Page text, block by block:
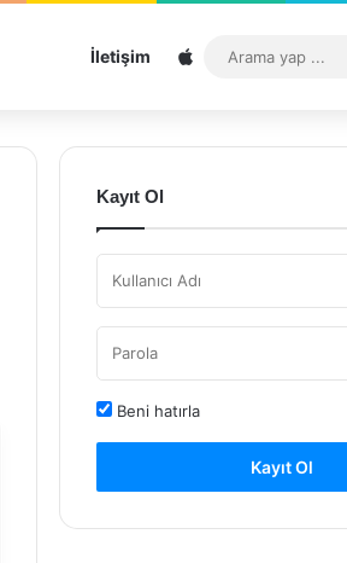
İletişim Sitemap
Kayıt Ol
Beni hatırla
Kayıt Ol